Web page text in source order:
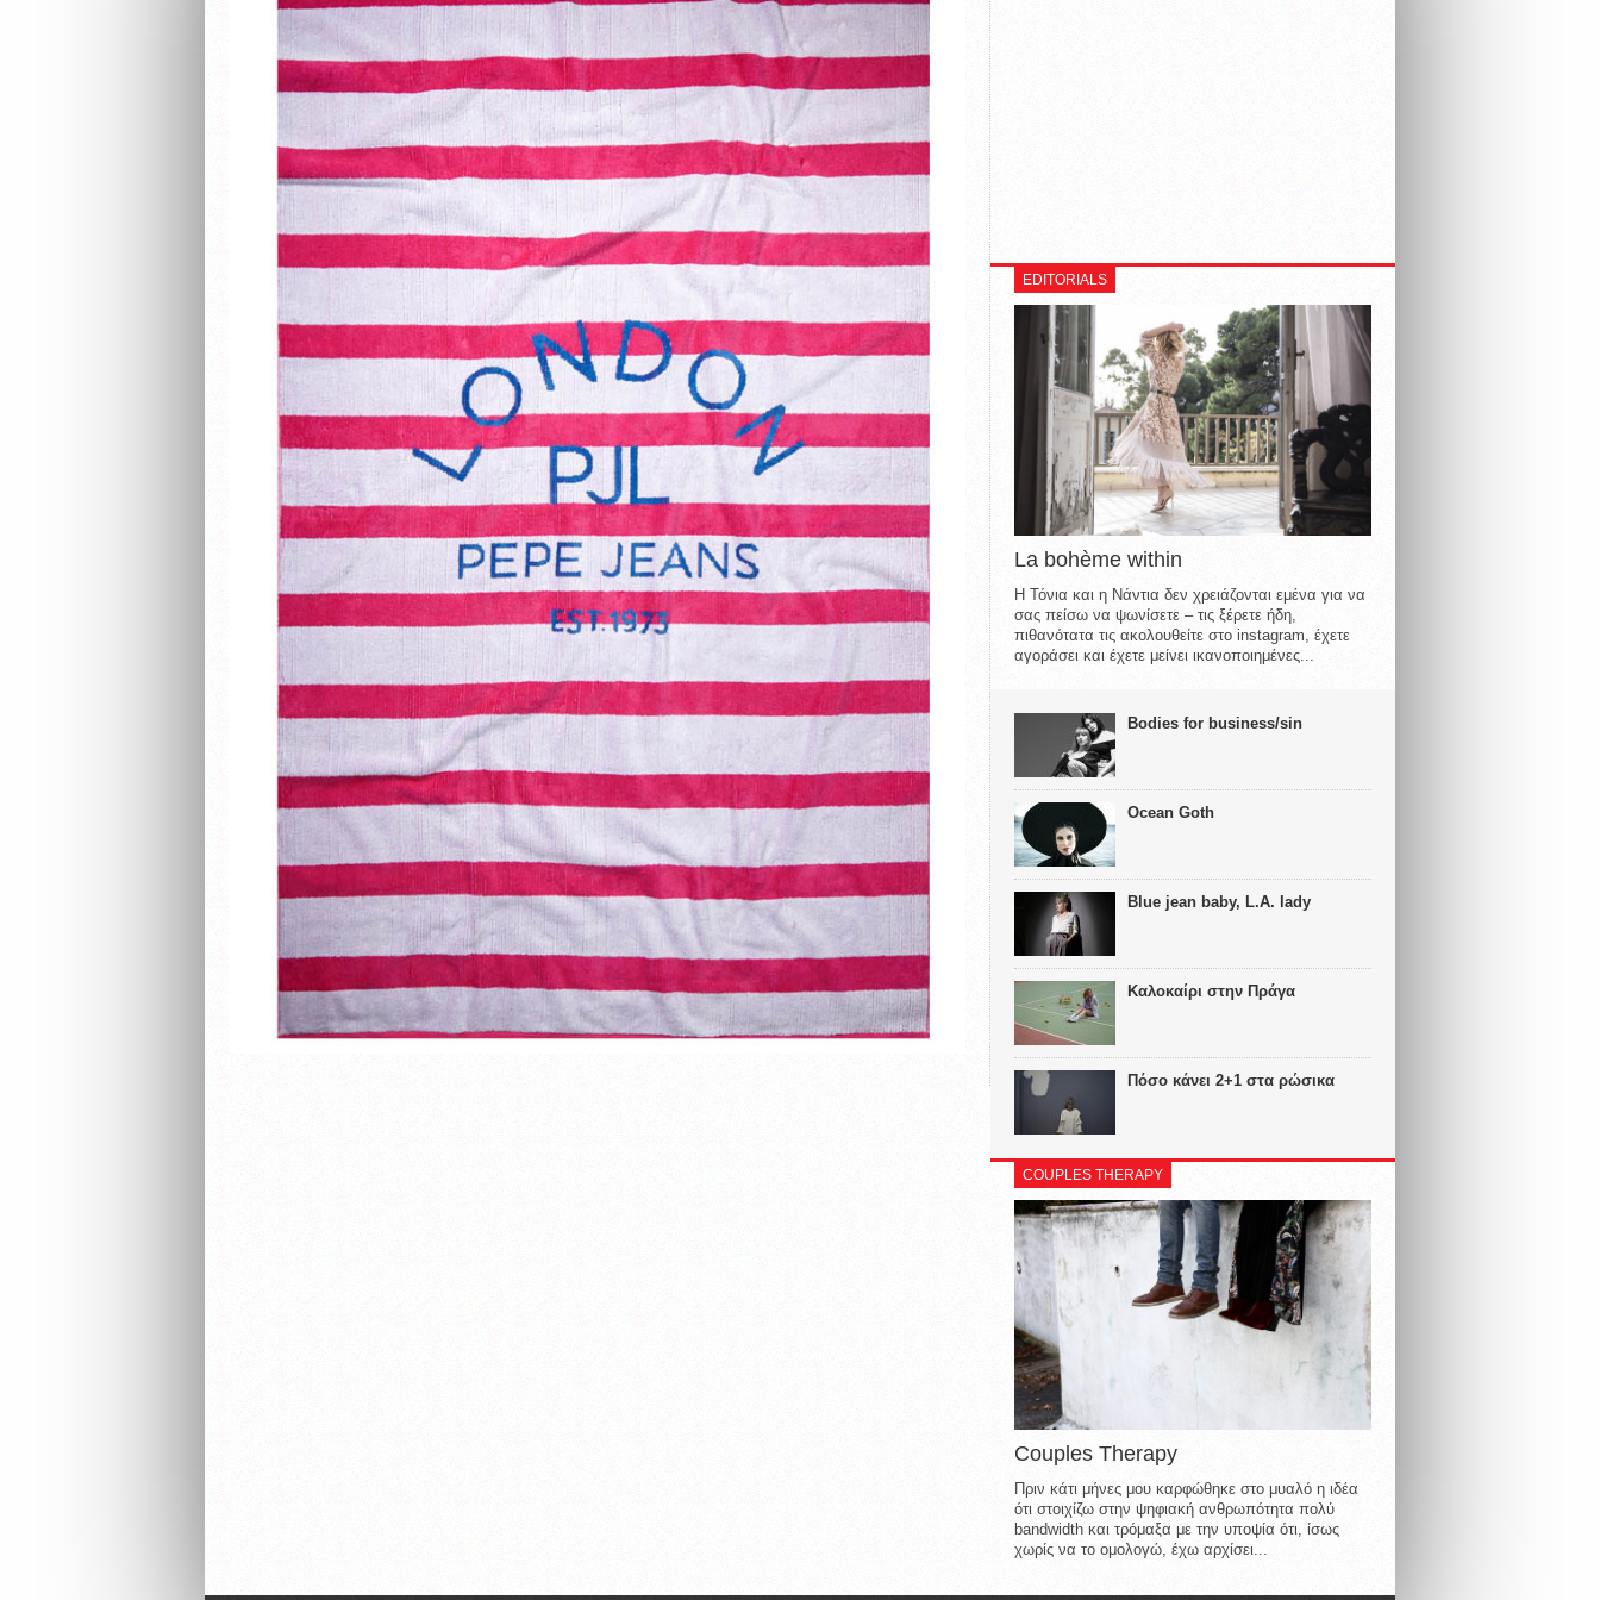
EDITORIALS
La bohème within
Η Τόνια και η Νάντια δεν χρειάζονται εμένα για να
σας πείσω να ψωνίσετε – τις ξέρετε ήδη,
πιθανότατα τις ακολουθείτε στο instagram, έχετε
αγοράσει και έχετε μείνει ικανοποιημένες...
Bodies for business/sin
Ocean Goth
Blue jean baby, L.A. lady
Καλοκαίρι στην Πράγα
Πόσο κάνει 2+1 στα ρώσικα
COUPLES THERAPY
Couples Therapy
Πριν κάτι μήνες μου καρφώθηκε στο μυαλό η ιδέα
ότι στοιχίζω στην ψηφιακή ανθρωπότητα πολύ
bandwidth και τρόμαξα με την υποψία ότι, ίσως
χωρίς να το ομολογώ, έχω αρχίσει...